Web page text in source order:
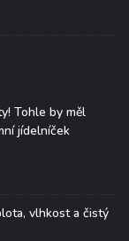
Tohle by měl
jídelníček
vlhkost a čistý